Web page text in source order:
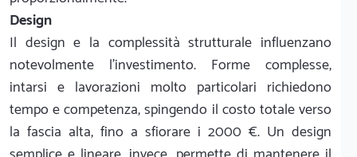
Design
Il design e la complessità strutturale influenzano
notevolmente l'investimento. Forme complesse,
intarsi e lavorazioni molto particolari richiedono
tempo e competenza, spingendo il costo totale verso
la fascia alta, fino a sfiorare i 2000 €. Un design